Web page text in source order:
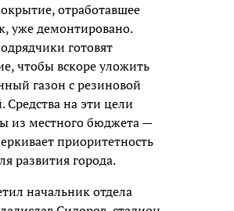
отработавшее
уже демонтировано.
готовят
чтобы вскоре уложить
газон с резиновой
Средства на эти цели
из местного бюджета —
приоритетность
развития города.
начальник отдела